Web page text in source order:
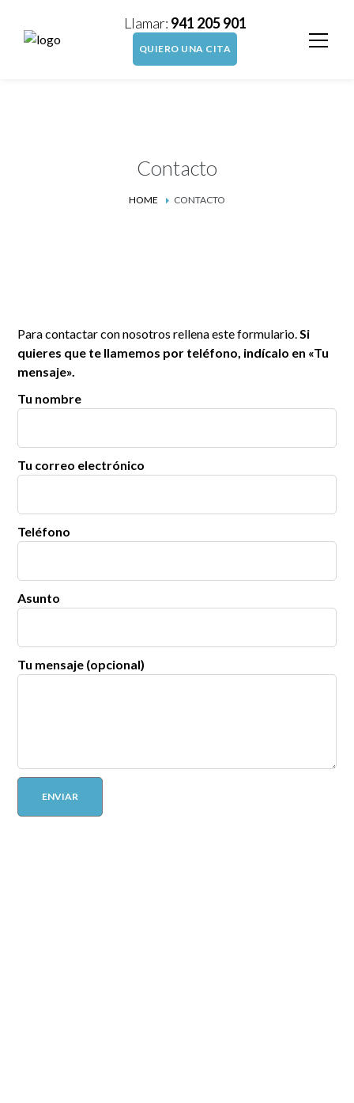
Llamar: 941 205 901
QUIERO UNA CITA
Contacto
HOME CONTACTO
Para contactar con nosotros rellena este formulario.Si
quieres que te llamemos por teléfono, indícalo en «Tu
mensaje».
Tu nombre
Tu correo electrónico
Teléfono
Asunto
Tu mensaje (opcional)